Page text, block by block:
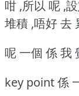
咁 ,所以 呢 ,
堆積 ,唔好 去
呢 一個 係 我
key point 係